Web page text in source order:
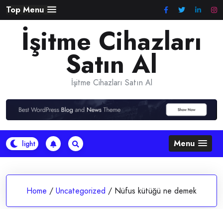
Skip
to
content
Top Menu
İşitme Cihazları
Satın Al
İşitme Cihazları Satın Al
Menu
Home / Uncategorized / Nüfus kütüğü ne demek